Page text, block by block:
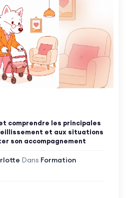
et comprendre les principales
et aux situations
son accompagnement
Dans Formation